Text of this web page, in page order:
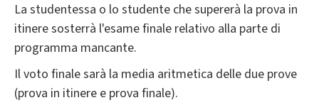
La studentessa o lo studente che supererà la prova in
itinere sosterrà l'esame finale relativo alla parte di
programma mancante.
Il voto finale sarà la media aritmetica delle due prove
(prova in itinere e prova finale).